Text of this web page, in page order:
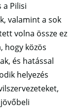
Pilisi
valamint a sok
volna össze ez
hogy közös
és hatással
helyezés